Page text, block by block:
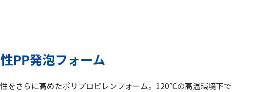
PP発泡フォーム
をさらに高めたポリプロピレンフォーム。120℃の高温環境下で